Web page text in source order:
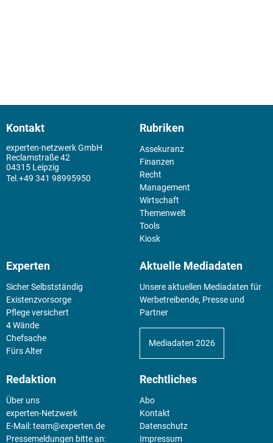
Kontakt
experten-netzwerk GmbH
Reclamstraße 42
04315 Leipzig
+49 341 98995950
Rubriken
Assekuranz
Finanzen
Recht
Management
Wirtschaft
Themenwelt
Tools
Kiosk
Experten
Sicher Selbstständig
Existenz­vorsorge
Pflege versichert
4 Wände
Chefsache
Fürs Alter
Aktuelle Mediadaten
Unsere aktuellen Mediadaten für
Werbetreibende, Presse und
Partner
Mediadaten 2026
Redaktion
Über uns
experten-Netzwerk
E-Mail:team@experten.de
Pressemeldungen bitte an:
Rechtliches
Abo
Kontakt
Datenschutz
Impressum